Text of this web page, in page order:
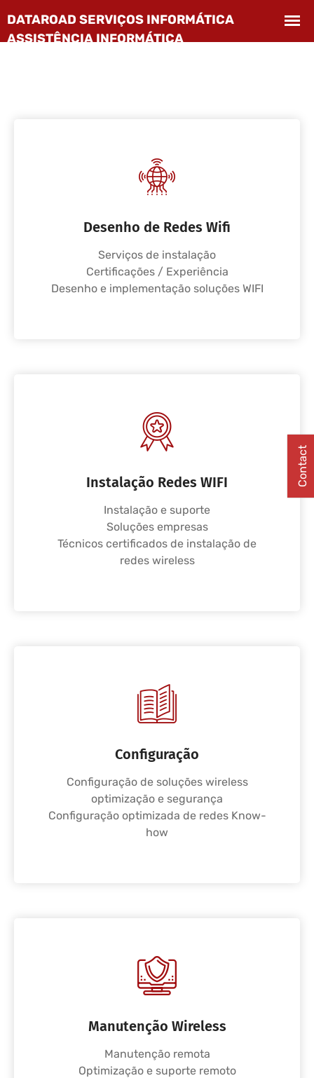
Desenho de Redes Wifi
Serviços de instalação
Certificações / Experiência
Desenho e implementação soluções WIFI
Instalação Redes WIFI
Instalação e suporte
Soluções empresas
Técnicos certificados de instalação de
redes wireless
Configuração
Configuração de soluções wireless
optimização e segurança
Configuração optimizada de redes Know-
how
Manutenção Wireless
Manutenção remota
Optimização e suporte remoto
Contact